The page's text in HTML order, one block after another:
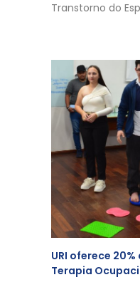
Transtorno do
URI oferece
Terapia